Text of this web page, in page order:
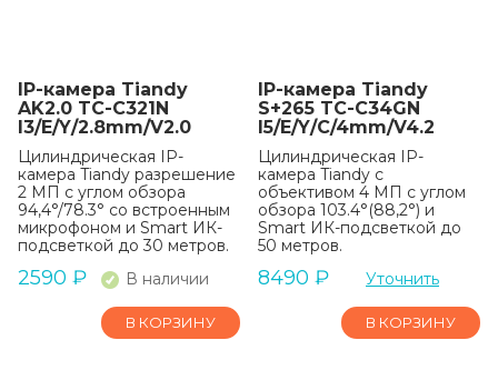
IP-камера Tiandy
AK2.0 TC-C321N
I3/E/Y/2.8mm/V2.0
Цилиндрическая IP-
камера Tiandy разрешение
2 МП с углом обзора
94,4°/78.3° со встроенным
микрофоном и Smart ИК-
подсветкой до 30 метров.
2590 ₽ В наличии
В КОРЗИНУ
IP-камера Tiandy
S+265 TC-C34GN
I5/E/Y/C/4mm/V4.2
Цилиндрическая IP-
камера Tiandy с
объективом 4 МП с углом
обзора 103.4°(88,2°) и
Smart ИК-подсветкой до
50 метров.
8490 ₽ Уточнить
В КОРЗИНУ